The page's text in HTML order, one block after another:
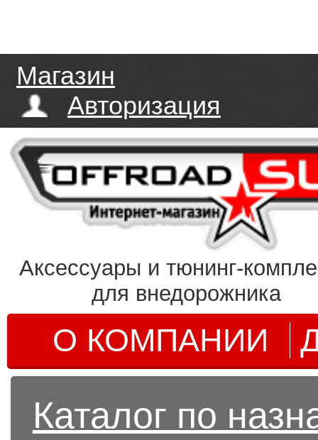
Магазин
Авторизация
Аксессуары и тюнинг-
для внедорожника
О КОМПАНИИ
Каталог по